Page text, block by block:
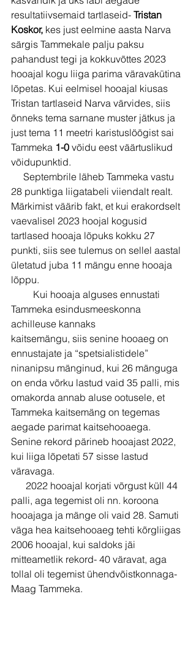
resultatiivsemaid tartlaseid- Tristan
Koskor, kes just eelmine aasta Narva
särgis Tammekale palju paksu
pahandust tegi ja kokkuvõttes 2023
hooajal kogu liiga parima väravakütina
lõpetas. Kui eelmisel hooajal kiusas
Tristan tartlaseid Narva värvides, siis
õnneks tema sarnane muster jätkus ja
just tema 11 meetri karistuslöögist sai
Tammeka 1-0 võidu eest väärtuslikud
võidupunktid.
Septembrile läheb Tammeka vastu
28 punktiga liigatabeli viiendalt realt.
Märkimist väärib fakt, et kui erakordselt
vaevalisel 2023 hoojal kogusid
tartlased hooaja lõpuks kokku 27
punkti, siis see tulemus on sellel aastal
ületatud juba 11 mängu enne hooaja
lõppu.
Kui hooaja alguses ennustati
Tammeka esindusmeeskonna
achilleuse kannaks
kaitsemängu, siis senine hooaeg on
ennustajate ja “spetsialistidele”
ninanipsu mänginud, kui 26 mänguga
on enda võrku lastud vaid 35 palli, mis
omakorda annab aluse ootusele, et
Tammeka kaitsemäng on tegemas
aegade parimat kaitsehooaega.
Senine rekord pärineb hooajast 2022,
kui liiga lõpetati 57 sisse lastud
väravaga.
2022 hooajal korjati võrgust küll 44
palli, aga tegemist oli nn. koroona
hooajaga ja mänge oli vaid 28. Samuti
väga hea kaitsehooaeg tehti kõrgliigas
2006 hooajal, kui saldoks jäi
mitteametlik rekord- 40 väravat, aga
tollal oli tegemist ühendvõistkonnaga-
Maag Tammeka.